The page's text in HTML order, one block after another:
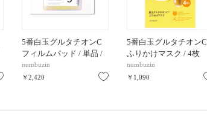
お気に入り
5番白玉グルタチオンC
フィルムパッド / 単品 /
70枚
numbuzin
￥2,420
お気に入り
5番白玉グルタチオンC
ふりかけマスク / 4枚
numbuzin
￥1,090